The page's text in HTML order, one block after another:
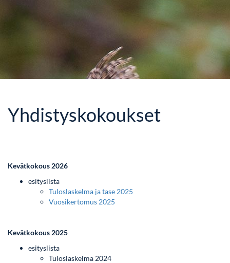
Yhdistyskokoukset
Kevätkokous 2026
esityslista
Tuloslaskelma ja tase 2025
Vuosikertomus 2025
Kevätkokous 2025
esityslista
Tuloslaskelma 2024